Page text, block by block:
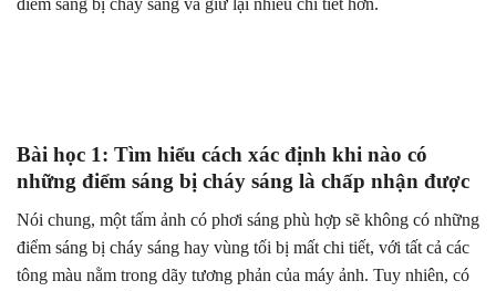
Bài học 1: Tìm hiểu cách xác định khi nào có
những điểm sáng bị cháy sáng là chấp nhận được
Nói chung, một tấm ảnh có phơi sáng phù hợp sẽ không có những
điểm sáng bị cháy sáng hay vùng tối bị mất chi tiết, với tất cả các
tông màu nằm trong dãy tương phản của máy ảnh. Tuy nhiên, có